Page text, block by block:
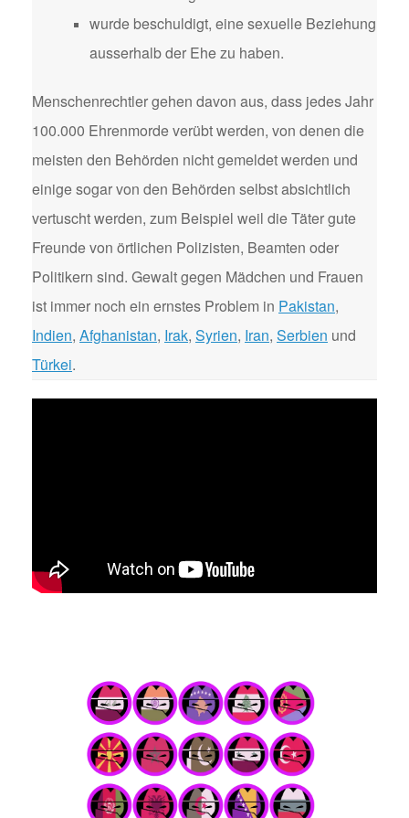
wurde beschuldigt, eine sexuelle Beziehung
ausserhalb der Ehe zu haben.
Menschenrechtler gehen davon aus, dass jedes Jahr
100.000 Ehrenmorde verübt werden, von denen die
meisten den Behörden nicht gemeldet werden und
einige sogar von den Behörden selbst absichtlich
vertuscht werden, zum Beispiel weil die Täter gute
Freunde von örtlichen Polizisten, Beamten oder
Politikern sind. Gewalt gegen Mädchen und Frauen
ist immer noch ein ernstes Problem in Pakistan,
Indien, Afghanistan, Irak, Syrien, Iran, Serbien und
Türkei.